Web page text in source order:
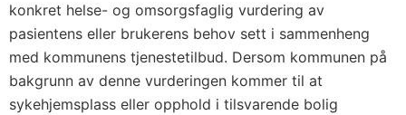
j
e
n
e
konkret helse- og omsorgsfaglig vurdering av
pasientens eller brukerens behov sett i sammenheng
med kommunens tjenestetilbud. Dersom kommunen på
bakgrunn av denne vurderingen kommer til at
sykehjemsplass eller opphold i tilsvarende bolig